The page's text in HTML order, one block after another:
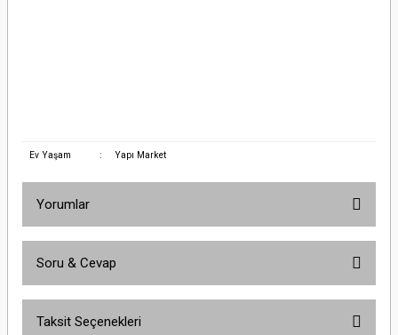
Ev Yaşam : Yapı Market
Yorumlar
Soru & Cevap
Taksit Seçenekleri